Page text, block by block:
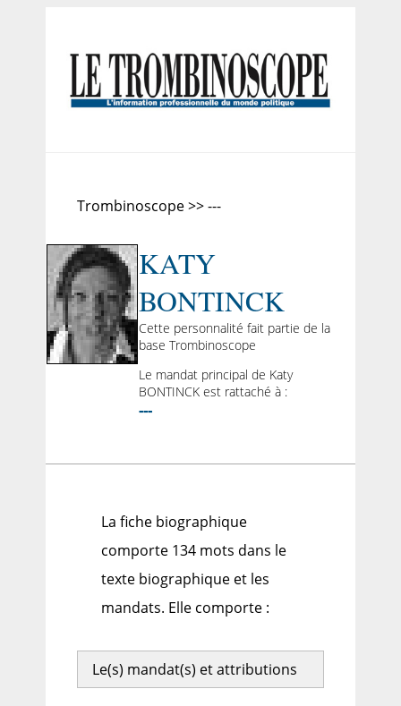
Trombinoscope >> ---
KATY
BONTINCK
Cette personnalité fait partie de la
base Trombinoscope
Le mandat principal de Katy
BONTINCK est rattaché à :
---
La fiche biographique
comporte 134 mots dans le
texte biographique et les
mandats. Elle comporte :
Le(s) mandat(s) et attributions